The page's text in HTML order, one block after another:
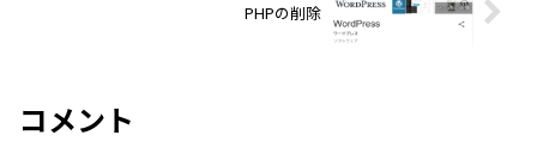
PHPの削除
コメント